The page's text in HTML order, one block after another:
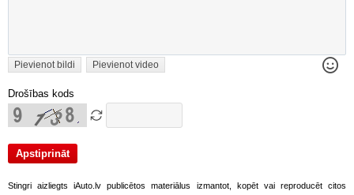
Pievienot bildi Pievienot video
Drošības kods
Stingri aizliegts iAuto.lv publicētos materiālus izmantot, kopēt vai reproducēt citos